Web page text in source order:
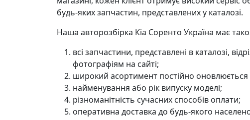
будь-яких запчастин, представлених у каталозі.
Наша авторозбірка Кіа Соренто Україна має
всі запчастини, представлені в каталозі,
фотографіям на сайті;
широкий асортимент постійно
найменування або рік випуску моделі;
різноманітність сучасних способів оплати;
оперативна доставка до будь-якого